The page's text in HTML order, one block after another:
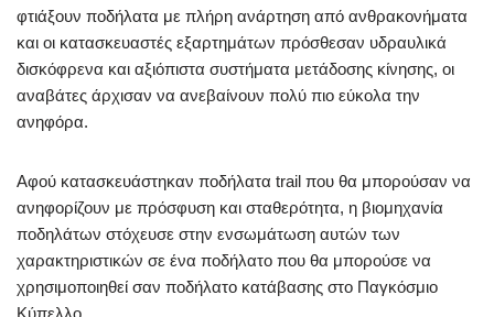
φτιάξουν ποδήλατα με πλήρη ανάρτηση από ανθρακονήματα
και οι κατασκευαστές εξαρτημάτων πρόσθεσαν υδραυλικά
δισκόφρενα και αξιόπιστα συστήματα μετάδοσης κίνησης, οι
αναβάτες άρχισαν να ανεβαίνουν πολύ πιο εύκολα την
ανηφόρα.
Αφού κατασκευάστηκαν ποδήλατα trail που θα μπορούσαν να
ανηφορίζουν με πρόσφυση και σταθερότητα, η βιομηχανία
ποδηλάτων στόχευσε στην ενσωμάτωση αυτών των
χαρακτηριστικών σε ένα ποδήλατο που θα μπορούσε να
χρησιμοποιηθεί σαν ποδήλατο κατάβασης στο Παγκόσμιο
Κύπελλο.